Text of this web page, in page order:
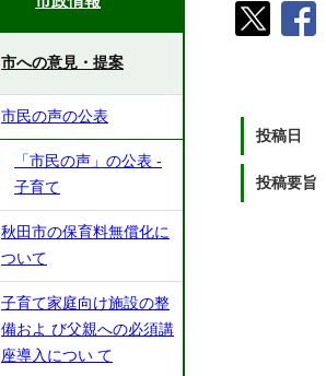
投稿日
投稿要旨
市への意見・提案
市民の声の公表
「市民の声」の公表 -
子育て
秋田市の保育料無償化に
ついて
⼦育て家庭向け施設の整
備およ び⽗親への必須講
座導⼊につい て